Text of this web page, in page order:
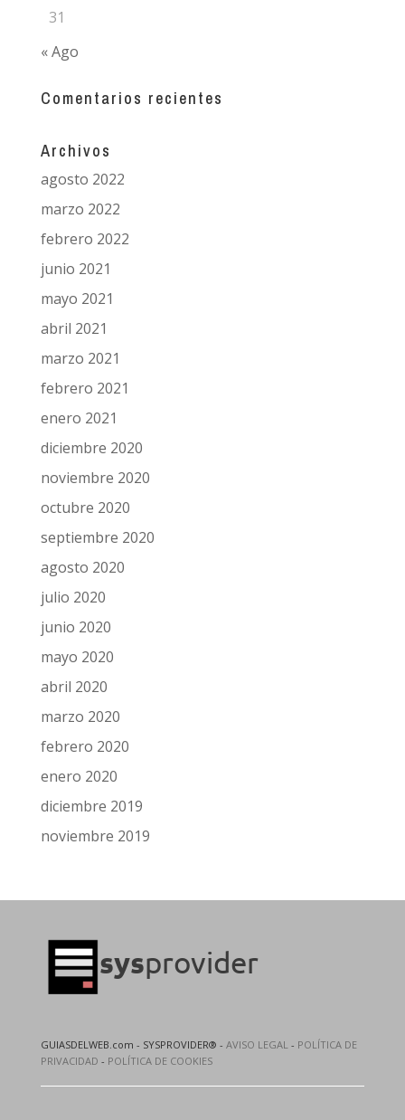
31
« Ago
Comentarios recientes
Archivos
agosto 2022
marzo 2022
febrero 2022
junio 2021
mayo 2021
abril 2021
marzo 2021
febrero 2021
enero 2021
diciembre 2020
noviembre 2020
octubre 2020
septiembre 2020
agosto 2020
julio 2020
junio 2020
mayo 2020
abril 2020
marzo 2020
febrero 2020
enero 2020
diciembre 2019
noviembre 2019
GUIASDELWEB.com - SYSPROVIDER® - AVISO LEGAL - POLÍTICA DE
PRIVACIDAD - POLÍTICA DE COOKIES